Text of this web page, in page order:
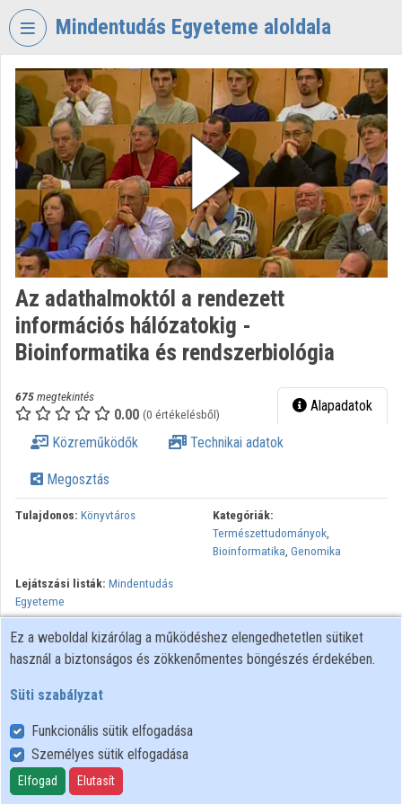
Fejléc kihagyása
Mindentudás Egyeteme aloldala
VIDEOTORIUM
MINDENTUDÁS
EGYETEME
Intézményi kezdőlap
Bejelentkezés
Intézményi felfedezés
Kategóriák
Intézményi listák
Közreműködők
Az adathalmoktól a rendezett
információs hálózatokig -
Bioinformatika és rendszerbiológia
675megtekintés
0.00 (0 értékelésből) Alapadatok
Közreműködők Technikai adatok
Megosztás
Tulajdonos: Könyvtáros
Kategóriák:
Természettudományok,
Bioinformatika, Genomika
Lejátszási listák: Mindentudás
Egyeteme
A minket körülvevő és a bennünk lévő rendszerek - molekuláink,
sejtjeink, baráti körünk, a társadalom, amelyben élünk - mind
ember öröklött információjának, a genomnak a megértésére is. Az
előadás utazásra hív a bioinformatika világába, ahol az emberi
gondolkodás és a számítógépek együtt próbálják megérteni a
gének nyelvét.
minden jog fenntartva
Ez a weboldal kizárólag a működéshez elengedhetetlen sütiket
használ a biztonságos és zökkenőmentes böngészés érdekében.
Süti szabályzat
Funkcionális sütik elfogadása
Személyes sütik elfogadása
Elfogad Elutasít